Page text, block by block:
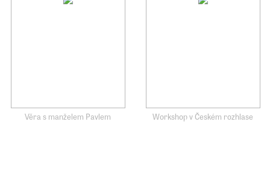
Věra s manželem Pavlem Workshop v Českém rozhlase